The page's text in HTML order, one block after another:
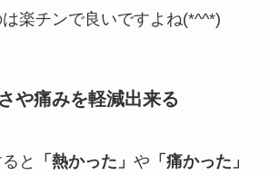
楽チンで良いですよね(*^^*)
や痛みを軽減出来る
と 「熱かった」 や 「痛かった」